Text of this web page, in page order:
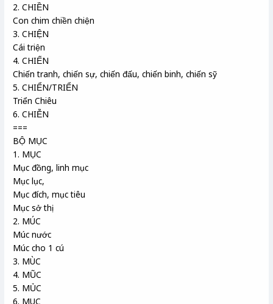
2. CHIỀN
Con chim chiền chiện
3. CHIỆN
Cái triện
4. CHIẾN
Chiến tranh, chiến sự, chiến đấu, chiến binh, chiến sỹ
5. CHIỂN/TRIỂN
Triển Chiêu
6. CHIỄN
===
BỘ MỤC
1. MỤC
Mục đồng, linh mục
Mục lục,
Mục đích, mục tiêu
Mục sở thị
2. MÚC
Múc nước
Múc cho 1 cú
3. MÙC
4. MŨC
5. MỦC
6. MUC